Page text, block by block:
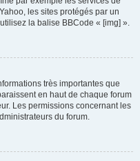
les sites protégés par un
la balise BBCode « [img] ».
très importantes que
en haut de chaque forum
Les permissions concernant les
du forum.